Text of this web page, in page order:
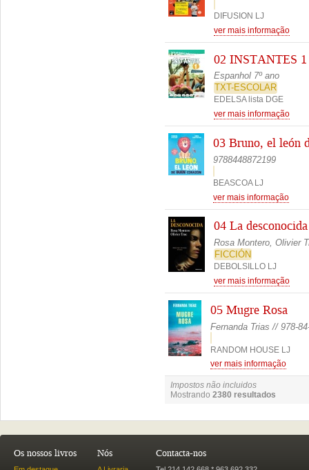
DIFUSION LJ
ver mais informação
02 INSTANTES 1
Espanhol 7º ano
TXT-ESCOLAR
EDELSA lista DGE
ver mais informação
03 Bruno, el león
9788448872199
BEASCOA LJ
ver mais informação
04 La desconocida
Rosa Montero, Olivier
FICCIÓN
DEBOLSILLO LJ
ver mais informação
05 Mugre Rosa
Fernanda Trias // 978-
RANDOM HOUSE LJ
ver mais informação
Impostos não incluidos
Mostrando 2380 resultados
Os nossos livros Nós Contacta-nos